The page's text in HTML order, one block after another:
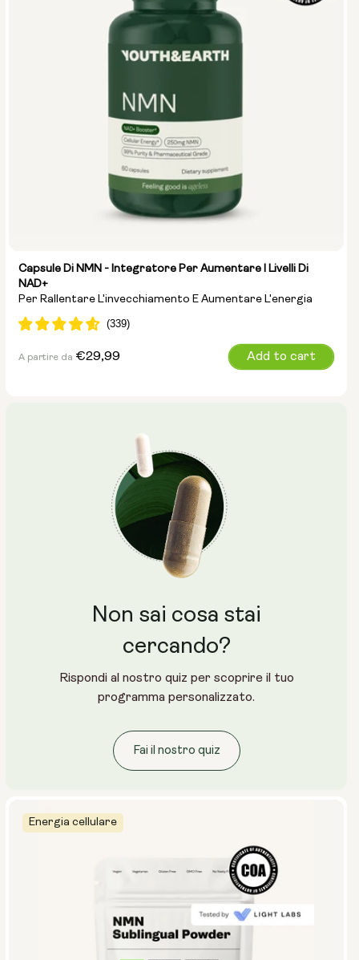
Capsule Di NMN - Integratore Per Aumentare I Livelli Di
NAD+
Per Rallentare L'invecchiamento E Aumentare L'energia
Dimensione della capsula:
Prezzo
A partire da €29,99 Add to cart
Energia cellulare
Non sai cosa stai
cercando?
Rispondi al nostro quiz per scoprire il tuo
programma personalizzato.
Fai il nostro quiz